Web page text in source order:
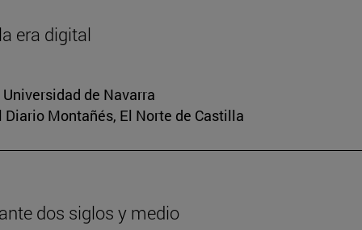
era digital
de Navarra
Diario Montañés, El Norte de Castilla
dos siglos y medio